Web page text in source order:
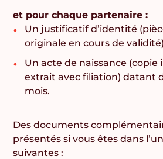
et pour chaque partenaire :
Un justificatif d’identité
originale en cours de validité)
Un acte de naissance (copie
extrait avec filiation) datant
mois.
Des documents
présentés si vous êtes dans
suivantes :